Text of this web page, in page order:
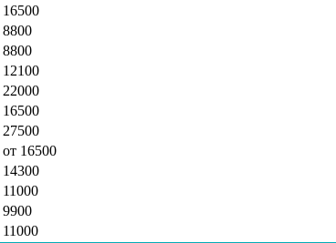
16500
8800
8800
12100
22000
16500
27500
от 16500
14300
11000
9900
11000